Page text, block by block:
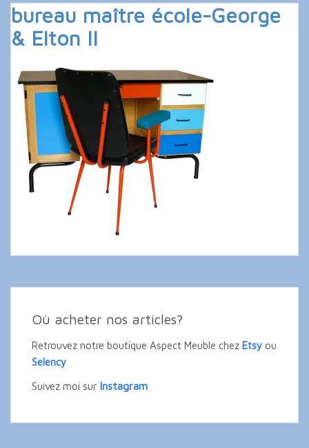
bureau maître école-George
& Elton II
Où acheter nos articles?
Retrouvez notre boutique Aspect Meuble chez Etsy ou
Selency
Suivez moi sur Instagram